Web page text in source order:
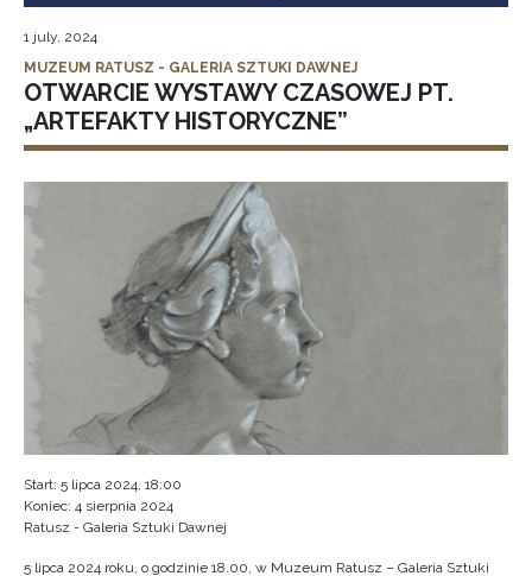
1 july, 2024
MUZEUM RATUSZ - GALERIA SZTUKI DAWNEJ
OTWARCIE WYSTAWY CZASOWEJ PT.
„ARTEFAKTY HISTORYCZNE”
Start: 5 lipca 2024, 18:00
Koniec: 4 sierpnia 2024
Ratusz - Galeria Sztuki Dawnej
5 lipca 2024 roku, o godzinie 18.00, w Muzeum Ratusz – Galeria Sztuki